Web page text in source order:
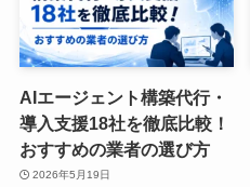
AIエージェント構築代行・
導入支援18社を徹底比較！
おすすめの業者の選び方
2026年5月19日